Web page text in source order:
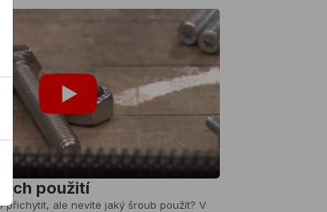
použití
přichytit, ale nevíte jaký šroub použít? V